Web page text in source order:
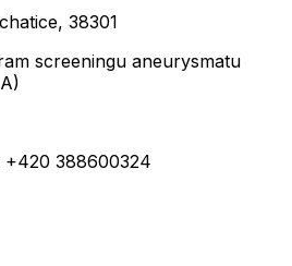
38301
screeningu aneurysmatu
+420 388600324